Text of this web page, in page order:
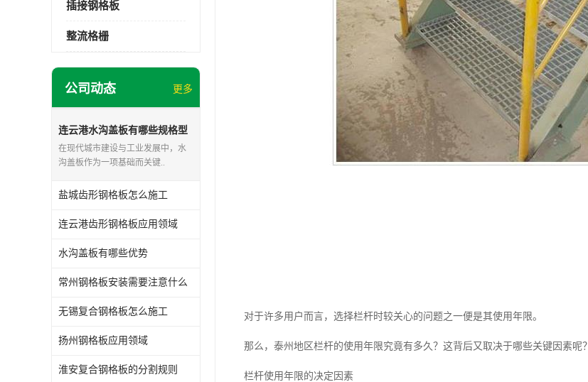
插接钢格板
整流格栅
公司动态 更多
连云港水沟盖板有哪些规格型
号
在现代城市建设与工业发展中，水
沟盖板作为一项基础而关键..
盐城齿形钢格板怎么施工
连云港齿形钢格板应用领域
水沟盖板有哪些优势
常州钢格板安装需要注意什么
无锡复合钢格板怎么施工
扬州钢格板应用领域
淮安复合钢格板的分割规则
对于许多用户而言，选择栏杆时较关心的问题之一便是其使用年限。
那么，泰州地区栏杆的使用年限究竟有多久？这背后又取决于哪些关键因素呢？
栏杆使用年限的决定因素